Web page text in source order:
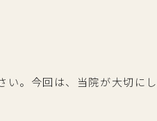
い。今回は、当院が大切に